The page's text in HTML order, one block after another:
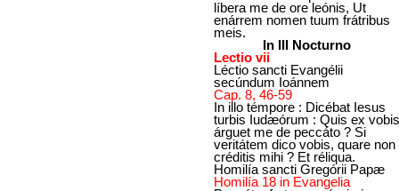
líbera me de ore leónis, Ut
enárrem nomen tuum frátribus
meis.
In III Nocturno
Lectio vii
Léctio sancti Evangélii
secúndum Ioánnem
Cap. 8, 46-59
In illo témpore : Dicébat Iesus
turbis Iudæórum : Quis ex vobis
árguet me de peccáto ? Si
veritátem dico vobis, quare non
créditis mihi ? Et réliqua.
Homilía sancti Gregórii Papæ
Homilía 18 in Evangelia